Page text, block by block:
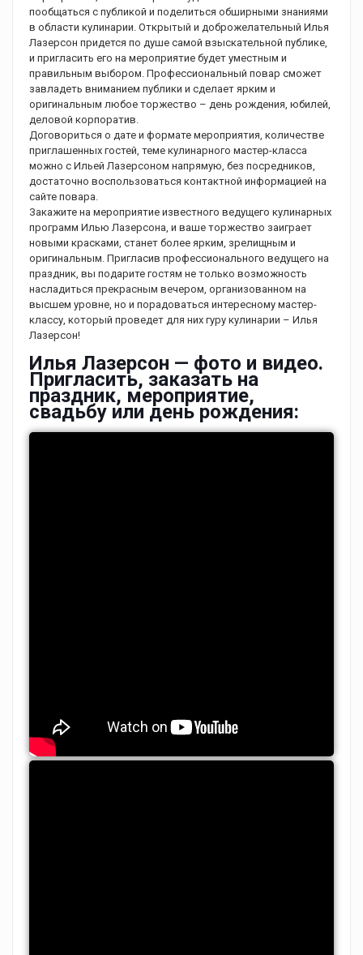
пообщаться с публикой и поделиться обширными знаниями
в области кулинарии. Открытый и доброжелательный Илья
Лазерсон придется по душе самой взыскательной публике,
и пригласить его на мероприятие будет уместным и
правильным выбором. Профессиональный повар сможет
завладеть вниманием публики и сделает ярким и
оригинальным любое торжество – день рождения, юбилей,
деловой корпоратив.
Договориться о дате и формате мероприятия, количестве
приглашенных гостей, теме кулинарного мастер-класса
можно с Ильей Лазерсоном напрямую, без посредников,
достаточно воспользоваться контактной информацией на
сайте повара.
Закажите на мероприятие известного ведущего кулинарных
программ Илью Лазерсона, и ваше торжество заиграет
новыми красками, станет более ярким, зрелищным и
оригинальным. Пригласив профессионального ведущего на
праздник, вы подарите гостям не только возможность
насладиться прекрасным вечером, организованном на
высшем уровне, но и порадоваться интересному мастер-
классу, который проведет для них гуру кулинарии – Илья
Лазерсон!
Илья Лазерсон — фото и видео.
Пригласить, заказать на
праздник, мероприятие,
свадьбу или день рождения: